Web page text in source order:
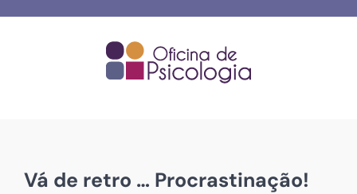
Vá de retro … Procrastinação!